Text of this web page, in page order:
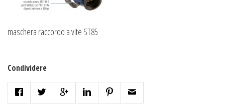
maschera raccordo a vite ST85
Condividere